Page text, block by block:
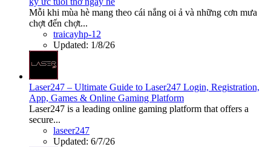
Mỗi khi mùa hè mang theo cái nắng oi ả và những cơn mưa
chợt đến chợt...
traicayhp-12
Updated: 1/8/26
Laser247 – Ultimate Guide to Laser247 Login, Registration,
App, Games & Online Gaming Platform
Laser247 is a leading online gaming platform that offers a
secure...
laseer247
Updated: 6/7/26